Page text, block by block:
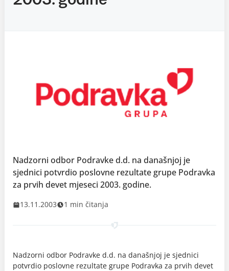
Nadzorni odbor Podravke d.d. na današnjoj je
sjednici potvrdio poslovne rezultate grupe Podravka
za prvih devet mjeseci 2003. godine.
13.11.2003 1 min čitanja
Nadzorni odbor Podravke d.d. na današnjoj je sjednici
potvrdio poslovne rezultate grupe Podravka za prvih devet